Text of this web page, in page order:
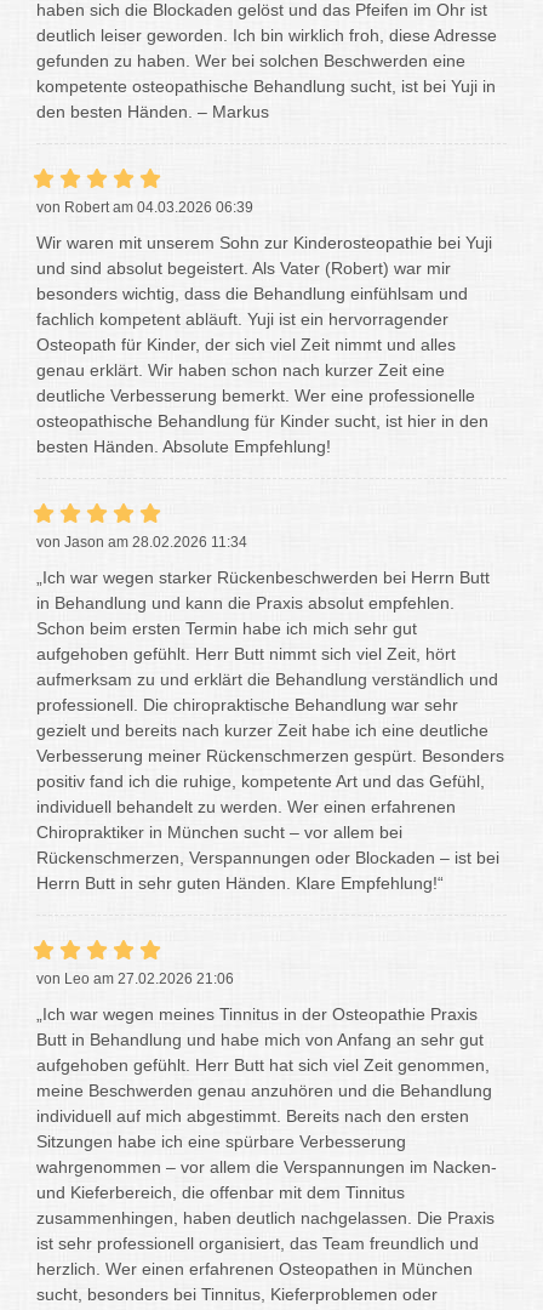
haben sich die Blockaden gelöst und das Pfeifen im Ohr ist
deutlich leiser geworden. Ich bin wirklich froh, diese Adresse
gefunden zu haben. Wer bei solchen Beschwerden eine
kompetente osteopathische Behandlung sucht, ist bei Yuji in
den besten Händen. – Markus
von Robert am 04.03.2026 06:39
Wir waren mit unserem Sohn zur Kinderosteopathie bei Yuji
und sind absolut begeistert. Als Vater (Robert) war mir
besonders wichtig, dass die Behandlung einfühlsam und
fachlich kompetent abläuft. Yuji ist ein hervorragender
Osteopath für Kinder, der sich viel Zeit nimmt und alles
genau erklärt. Wir haben schon nach kurzer Zeit eine
deutliche Verbesserung bemerkt. Wer eine professionelle
osteopathische Behandlung für Kinder sucht, ist hier in den
besten Händen. Absolute Empfehlung!
von Jason am 28.02.2026 11:34
„Ich war wegen starker Rückenbeschwerden bei Herrn Butt
in Behandlung und kann die Praxis absolut empfehlen.
Schon beim ersten Termin habe ich mich sehr gut
aufgehoben gefühlt. Herr Butt nimmt sich viel Zeit, hört
aufmerksam zu und erklärt die Behandlung verständlich und
professionell. Die chiropraktische Behandlung war sehr
gezielt und bereits nach kurzer Zeit habe ich eine deutliche
Verbesserung meiner Rückenschmerzen gespürt. Besonders
positiv fand ich die ruhige, kompetente Art und das Gefühl,
individuell behandelt zu werden. Wer einen erfahrenen
Chiropraktiker in München sucht – vor allem bei
Rückenschmerzen, Verspannungen oder Blockaden – ist bei
Herrn Butt in sehr guten Händen. Klare Empfehlung!“
von Leo am 27.02.2026 21:06
„Ich war wegen meines Tinnitus in der Osteopathie Praxis
Butt in Behandlung und habe mich von Anfang an sehr gut
aufgehoben gefühlt. Herr Butt hat sich viel Zeit genommen,
meine Beschwerden genau anzuhören und die Behandlung
individuell auf mich abgestimmt. Bereits nach den ersten
Sitzungen habe ich eine spürbare Verbesserung
wahrgenommen – vor allem die Verspannungen im Nacken-
und Kieferbereich, die offenbar mit dem Tinnitus
zusammenhingen, haben deutlich nachgelassen. Die Praxis
ist sehr professionell organisiert, das Team freundlich und
herzlich. Wer einen erfahrenen Osteopathen in München
sucht, besonders bei Tinnitus, Kieferproblemen oder